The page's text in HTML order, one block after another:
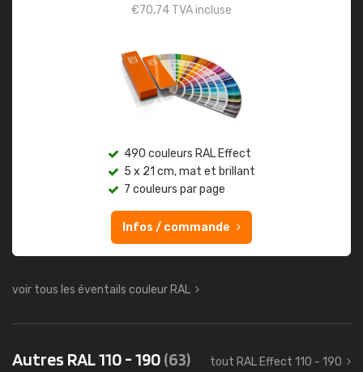
€70,74 TVA incluse
490 couleurs RAL Effect
5 x 21 cm, mat et brillant
7 couleurs par page
Infos / commande
voir tous les éventails couleur RAL
Autres RAL 110 - 190(63) tout RAL Effect 110 - 190